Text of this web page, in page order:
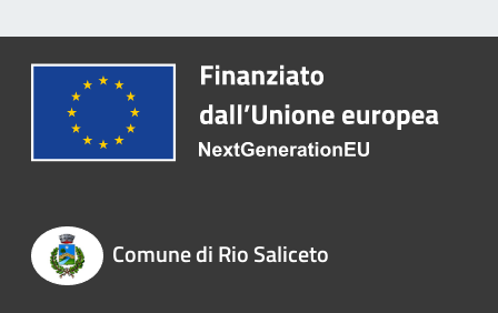
Comune di Rio Saliceto